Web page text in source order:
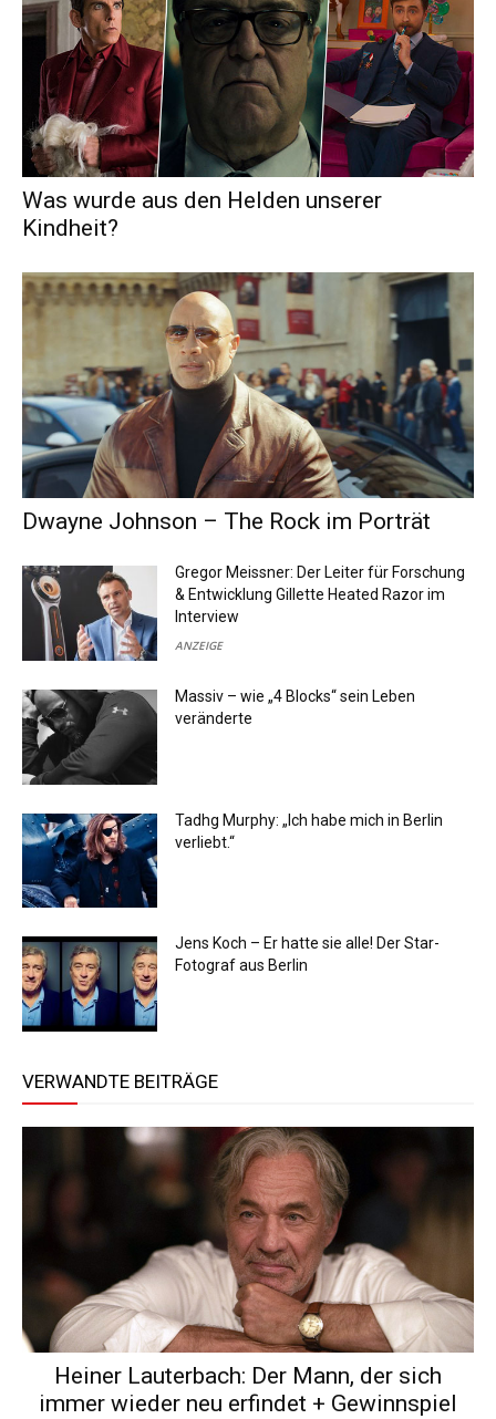
Was wurde aus den Helden unserer
Kindheit?
Dwayne Johnson – The Rock im Porträt
Gregor Meissner: Der Leiter für Forschung
& Entwicklung Gillette Heated Razor im
Interview
ANZEIGE
Massiv – wie „4 Blocks“ sein Leben
veränderte
Tadhg Murphy: „Ich habe mich in Berlin
verliebt.“
Jens Koch – Er hatte sie alle! Der Star-
Fotograf aus Berlin
VERWANDTE BEITRÄGE
Heiner Lauterbach: Der Mann, der sich
immer wieder neu erfindet + Gewinnspiel